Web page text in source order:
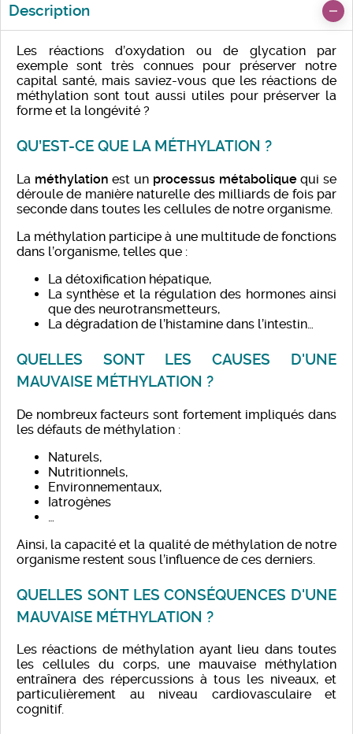
Description
Les réactions d’oxydation ou de glycation par
exemple sont très connues pour préserver notre
capital santé, mais saviez-vous que les réactions de
méthylation sont tout aussi utiles pour préserver la
forme et la longévité ?
QU’EST-CE QUE LA MÉTHYLATION ?
La méthylation est un processus métaboliquequi se
déroule de manière naturelle des milliards de fois par
seconde dans toutes les cellules de notre organisme.
La méthylation participe à une multitude de fonctions
dans l’organisme, telles que :
La détoxification hépatique,
La synthèse et la régulation des hormones ainsi
que des neurotransmetteurs,
La dégradation de l’histamine dans l’intestin…
QUELLES SONT LES CAUSES D'UNE
MAUVAISE MÉTHYLATION ?
De nombreux facteurs sont fortement impliqués dans
les défauts de méthylation :
Naturels,
Nutritionnels,
Environnementaux,
Iatrogènes
Ainsi, la capacité et la qualité de méthylation de notre
organisme restent sous l’influence de ces derniers.
QUELLES SONT LES CONSÉQUENCES D'UNE
MAUVAISE MÉTHYLATION ?
Les réactions de méthylation ayant lieu dans toutes
les cellules du corps, une mauvaise méthylation
entraînera des répercussions à tous les niveaux, et
particulièrement au niveau cardiovasculaire et
cognitif.